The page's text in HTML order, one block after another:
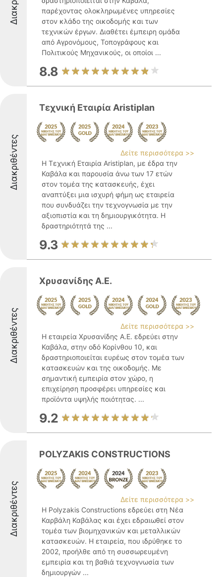
παρέχοντας ολοκληρωμένες υπηρεσίες
στον κλάδο της οικοδομής και των
τεχνικών έργων. Διαθέτει έμπειρη ομάδα
από Αγρονόμους, Τοπογράφους και
Πολιτικούς Μηχανικούς, οι οποίοι ...
8.8
Διακριθέντες
Τεχνική Εταιρία Aristiplan
Δείτε περισσότερα >>
Η Τεχνική Εταιρία Aristiplan, με έδρα την
Καβάλα και παρουσία άνω των 17 ετών
στον τομέα της κατασκευής, έχει
αναπτύξει μια ισχυρή φήμη ως εταιρεία
που συνδυάζει την τεχνογνωσία με την
αξιοπιστία και τη δημιουργικότητα. Η
δραστηριότητά της ...
9.3
Διακριθέντες
Χρυσανίδης Α.Ε.
Δείτε περισσότερα >>
Η εταιρεία Χρυσανίδης Α.Ε. εδρεύει στην
Καβάλα, στην οδό Κορίνθου 10, και
δραστηριοποιείται ευρέως στον τομέα των
κατασκευών και της οικοδομής. Με
σημαντική εμπειρία στον χώρο, η
επιχείρηση προσφέρει υπηρεσίες και
προϊόντα υψηλής ποιότητας. ...
9.2
Διακριθέντες
POLYZAKIS CONSTRUCTIONS
Δείτε περισσότερα >>
Η Polyzakis Constructions εδρεύει στη Νέα
Καρβάλη Καβάλας και έχει εδραιωθεί στον
τομέα των βιομηχανικών και μεταλλικών
κατασκευών. Η εταιρεία, που ιδρύθηκε το
2002, προήλθε από τη συσσωρευμένη
εμπειρία και τη βαθιά τεχνογνωσία των
δημιουργών ...